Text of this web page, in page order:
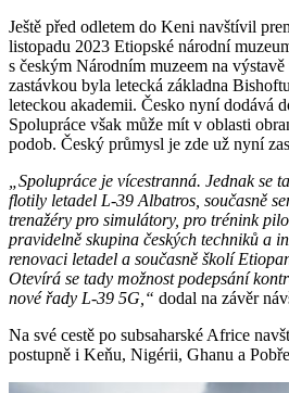
Ještě před odletem do Keni navštívil
listopadu 2023 Etiopské národní
s českým Národním muzeem na
zastávkou byla letecká základna
leteckou akademii. Česko nyní dodává
Spolupráce však může mít v oblasti
podob. Český průmysl je zde už nyní
„Spolupráce je vícestranná. Jednak se
flotily letadel L-39 Albatros, současně
trenažéry pro simulátory, pro trénink
pravidelně skupina českých techniků a
renovaci letadel a současně školí
Otevírá se tady možnost podepsání
nové řady L-39 5G,“ dodal na závěr
Na své cestě po subsaharské Africe
postupně i Keňu, Nigérii, Ghanu a